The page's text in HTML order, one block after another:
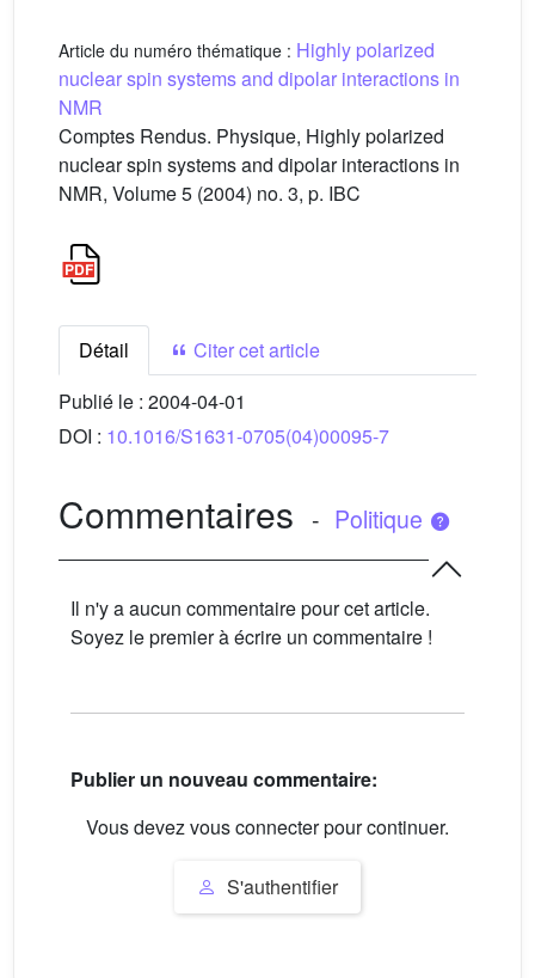
Article du numéro thématique : Highly polarized
nuclear spin systems and dipolar interactions in
NMR
Comptes Rendus. Physique, Highly polarized
nuclear spin systems and dipolar interactions in
NMR, Volume 5 (2004) no. 3, p. IBC
Détail
Citer cet article
Publié le : 2004-04-01
DOI : 10.1016/S1631-0705(04)00095-7
Commentaires - Politique
Il n'y a aucun commentaire pour cet article.
Soyez le premier à écrire un commentaire !
Publier un nouveau commentaire:
Vous devez vous connecter pour continuer.
S'authentifier